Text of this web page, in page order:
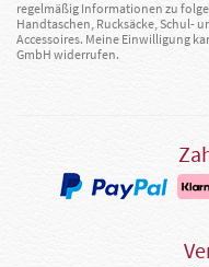
regelmäßig Informationen zu
Handtaschen, Rucksäcke, Schul-
Accessoires. Meine Einwilligung
GmbH widerrufen.